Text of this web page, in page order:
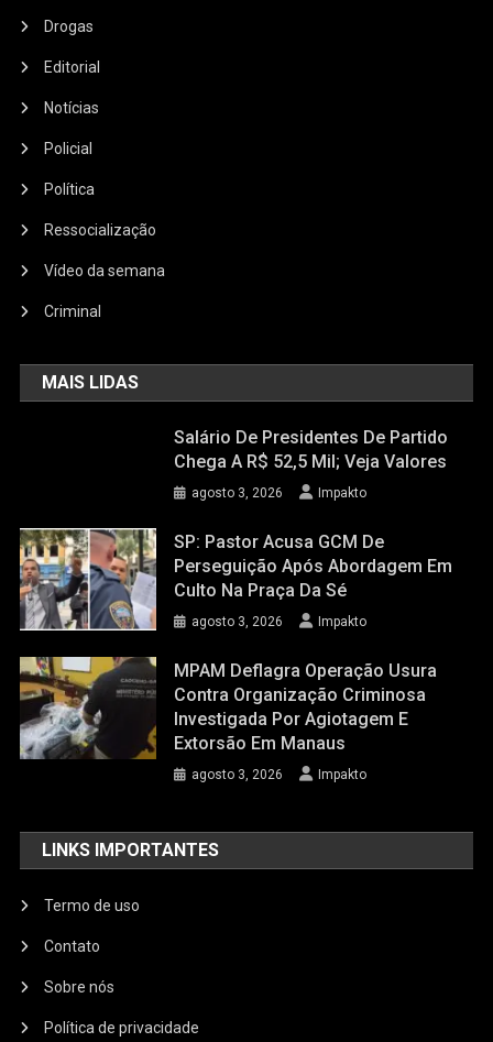
Drogas
Editorial
Notícias
Policial
Política
Ressocialização
Vídeo da semana
Criminal
MAIS LIDAS
Salário De Presidentes De Partido
Chega A R$ 52,5 Mil; Veja Valores
agosto 3, 2026 Impakto
SP: Pastor Acusa GCM De
Perseguição Após Abordagem Em
Culto Na Praça Da Sé
agosto 3, 2026 Impakto
MPAM Deflagra Operação Usura
Contra Organização Criminosa
Investigada Por Agiotagem E
Extorsão Em Manaus
agosto 3, 2026 Impakto
LINKS IMPORTANTES
Termo de uso
Contato
Sobre nós
Política de privacidade